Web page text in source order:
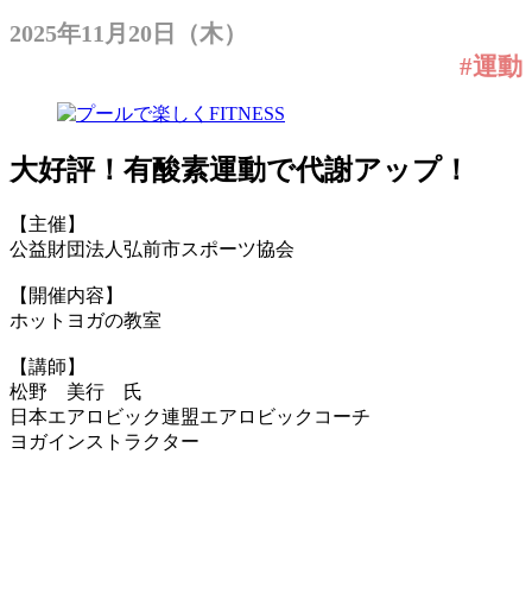
2025年11月20日（木）
#運動
大好評！有酸素運動で代謝アップ！
【主催】
公益財団法人弘前市スポーツ協会
【開催内容】
ホットヨガの教室
【講師】
松野 美行 氏
日本エアロビック連盟エアロビックコーチ
ヨガインストラクター